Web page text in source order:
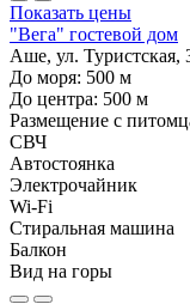
Показать цены
"Вега" гостевой дом
Аше, ул. Туристская,
До моря: 500 м
До центра: 500 м
Размещение с
СВЧ
Автостоянка
Электрочайник
Wi-Fi
Стиральная машина
Балкон
Вид на горы